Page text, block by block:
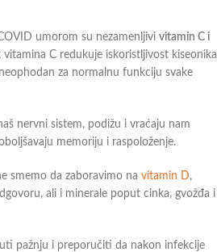
umorom su nezamenljivi vitamin C i
vitamina C redukuje iskoristljivost kiseonika
za normalnu funkciju svake
nervni sistem, podižu i vraćaju nam
memoriju i raspoloženje.
smemo da zaboravimo na vitamin D,
ali i minerale poput cinka, gvožđa i
pažnju i preporučiti da nakon infekcije